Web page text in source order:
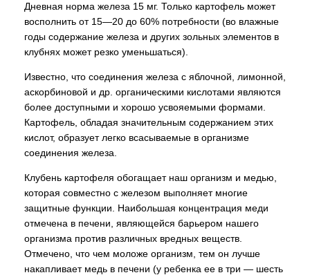
Дневная норма железа 15 мг. Только картофель может
восполнить от 15—20 до 60% потребности (во влажные
годы содержание железа и других зольных элементов в
клубнях может резко уменьшаться).
Известно, что соединения железа с яблочной, лимонной,
аскорбиновой и др. органическими кислотами являются
более доступными и хорошо усвояемыми формами.
Картофель, обладая значительным содержанием этих
кислот, образует легко всасываемые в организме
соединения железа.
Клубень картофеля обогащает наш организм и медью,
которая совместно с железом выполняет многие
защитные функции. Наибольшая концентрация меди
отмечена в печени, являющейся барьером нашего
организма против различных вредных веществ.
Отмечено, что чем моложе организм, тем он лучше
накапливает медь в печени (у ребенка ее в три — шесть